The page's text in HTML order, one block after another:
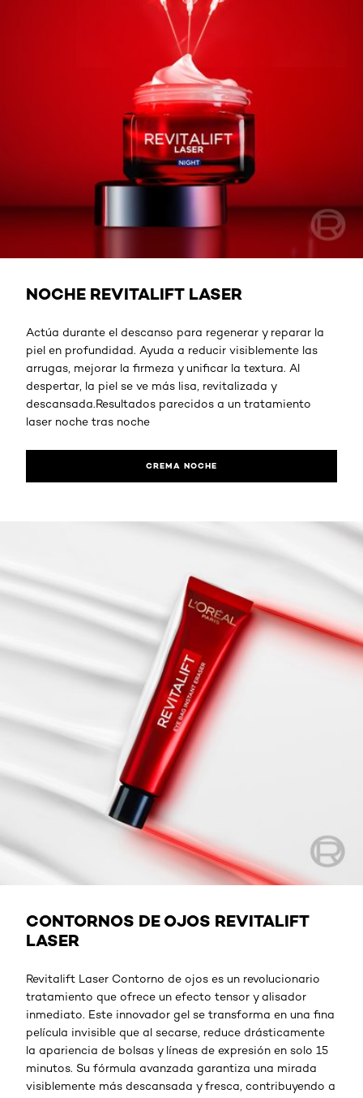
NOCHE​ REVITALIFT LASER
Actúa durante el descanso para regenerar y reparar la
piel en profundidad. Ayuda a reducir visiblemente las
arrugas, mejorar la firmeza y unificar la textura. Al
despertar, la piel se ve más lisa, revitalizada y
descansada.Resultados parecidos a un tratamiento
laser noche tras noche
CREMA NOCHE
CONTORNOS DE OJOS REVITALIFT
LASER
Revitalift Laser Contorno de ojos es un revolucionario
tratamiento que ofrece un efecto tensor y alisador
inmediato. Este innovador gel se transforma en una fina
película invisible que al secarse, reduce drásticamente
la apariencia de bolsas y líneas de expresión en solo 15
minutos. Su fórmula avanzada garantiza una mirada
visiblemente más descansada y fresca, contribuyendo a